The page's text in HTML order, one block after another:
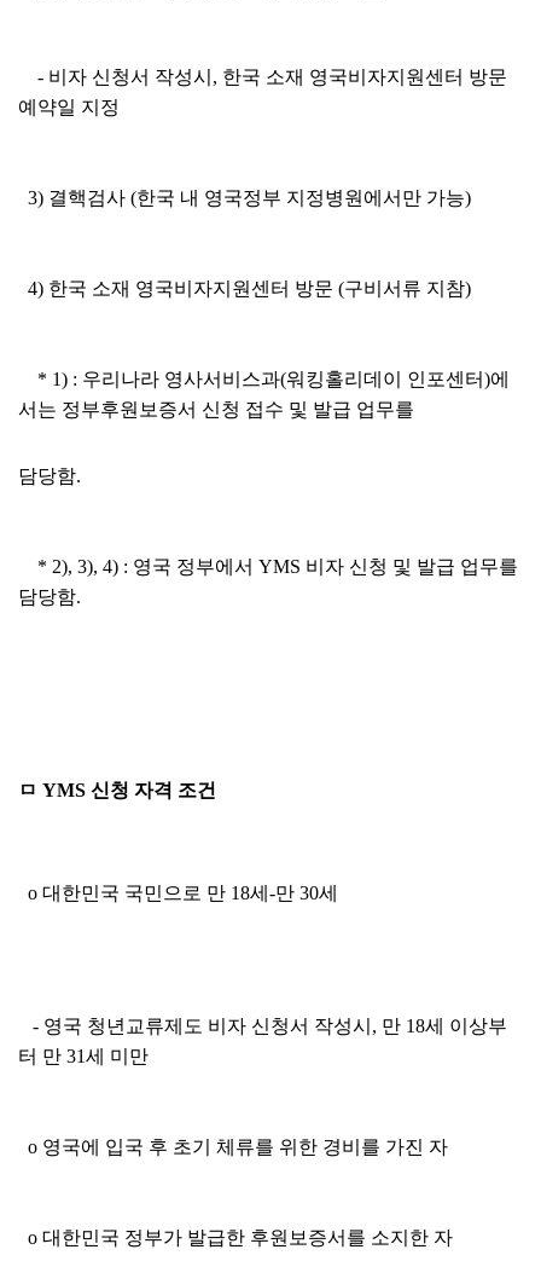
- 비자 신청서 작성시, 한국 소재 영국비자지원센터 방문
예약일 지정
3) 결핵검사 (한국 내 영국정부 지정병원에서만 가능)
4) 한국 소재 영국비자지원센터 방문 (구비서류 지참)
* 1) : 우리나라 영사서비스과(워킹홀리데이 인포센터)에
서는 정부후원보증서 신청 접수 및 발급 업무를
담당함.
* 2), 3), 4) : 영국 정부에서 YMS 비자 신청 및 발급 업무를
담당함.
ㅁ YMS 신청 자격 조건
o 대한민국 국민으로 만 18세-만 30세
- 영국 청년교류제도 비자 신청서 작성시, 만 18세 이상부
터 만 31세 미만
o 영국에 입국 후 초기 체류를 위한 경비를 가진 자
o 대한민국 정부가 발급한 후원보증서를 소지한 자